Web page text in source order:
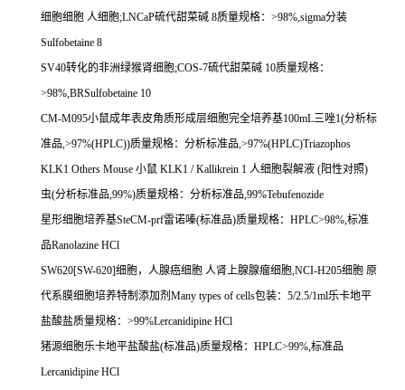
细胞细胞 人细胞;LNCaP硫代甜菜碱 8质量规格： >98%,sigma分装
Sulfobetaine 8
SV40转化的非洲绿猴肾细胞;COS-7硫代甜菜碱 10质量规格：
>98%,BRSulfobetaine 10
CM-M095小鼠成年表皮角质形成层细胞完全培养基100mL三唑1(分析标
准品,>97%(HPLC))质量规格：分析标准品,>97%(HPLC)Triazophos
KLK1 Others Mouse 小鼠 KLK1 / Kallikrein 1 人细胞裂解液 (阳性对照)
虫(分析标准品,99%)质量规格：分析标准品,99%Tebufenozide
星形细胞培养基SteCM-prf雷诺嗪(标准品)质量规格： HPLC>98%,标准
品Ranolazine HCl
SW620[SW-620]细胞，人腺癌细胞 人肾上腺腺瘤细胞,NCI-H205细胞 原
代系膜细胞培养特制添加剂 Many types of cells包装： 5/2.5/1ml乐卡地平
盐酸盐质量规格： >99%Lercanidipine HCl
猪源细胞乐卡地平盐酸盐(标准品)质量规格： HPLC>99%,标准品
Lercanidipine HCl